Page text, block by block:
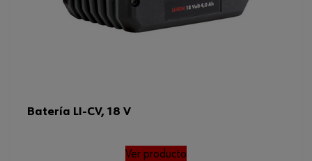
Batería LI-CV, 18 V
Ver producto